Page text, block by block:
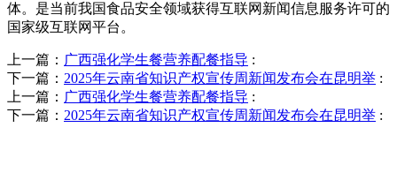
体。是当前我国食品安全领域获得互联网新闻信息服务许可的
国家级互联网平台。
上一篇： 广西强化学生餐营养配餐指导 :
下一篇： 2025年云南省知识产权宣传周新闻发布会在昆明举 :
上一篇： 广西强化学生餐营养配餐指导 :
下一篇： 2025年云南省知识产权宣传周新闻发布会在昆明举 :